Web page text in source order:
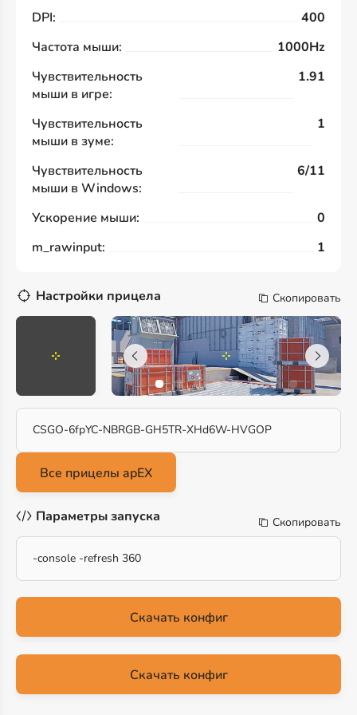
DPI:
400
Частота мыши:
1000Hz
Чувствительность
мыши в игре:
1.91
Чувствительность
мыши в зуме:
1
Чувствительность
мыши в Windows:
6/11
Ускорение мыши:
0
m_rawinput:
1
Настройки прицела Скопировать
CSGO-6fpYC-NBRGB-GH5TR-XHd6W-HVGOP
Параметры запуска Скопировать
-console -refresh 360
Скачать конфиг
Скачать конфиг